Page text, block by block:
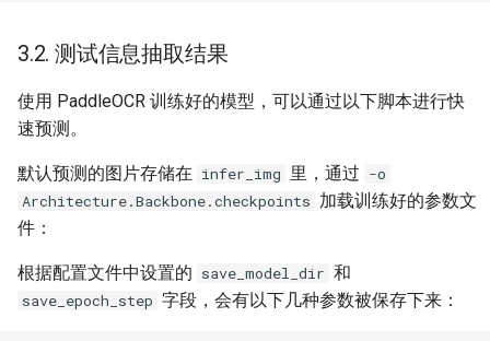
3.2. 测试信息抽取结果
使用 PaddleOCR 训练好的模型，可以通过以下脚本进行快
速预测。
默认预测的图片存储在 infer_img 里，通过 -o
Architecture.Backbone.checkpoints 加载训练好的参数文
件：
根据配置文件中设置的 save_model_dir 和
save_epoch_step 字段，会有以下几种参数被保存下来：